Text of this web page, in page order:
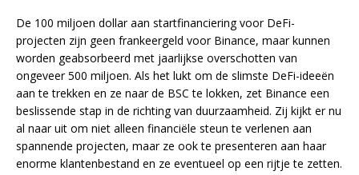
De 100 miljoen dollar aan startfinanciering voor DeFi-
projecten zijn geen frankeergeld voor Binance, maar kunnen
worden geabsorbeerd met jaarlijkse overschotten van
ongeveer 500 miljoen. Als het lukt om de slimste DeFi-ideeën
aan te trekken en ze naar de BSC te lokken, zet Binance een
beslissende stap in de richting van duurzaamheid. Zij kijkt er nu
al naar uit om niet alleen financiële steun te verlenen aan
spannende projecten, maar ze ook te presenteren aan haar
enorme klantenbestand en ze eventueel op een rijtje te zetten.